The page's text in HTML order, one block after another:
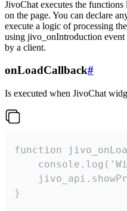
JivoChat executes the
on the page. You can declare
execute a logic of processing
using jivo_onIntroduction event
by a client.
onLoadCallback#
Is executed when JivoChat
function
}